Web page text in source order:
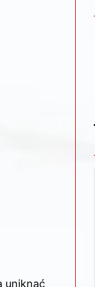
uniknąć